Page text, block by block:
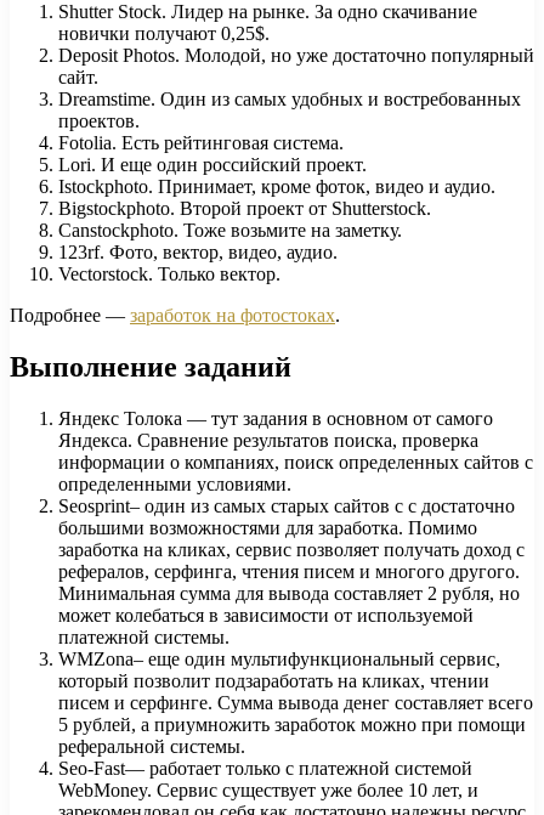
Shutter Stock. Лидер на рынке. За одно скачивание
новички получают 0,25$.
Deposit Photos. Молодой, но уже достаточно популярный
сайт.
Dreamstime. Один из самых удобных и востребованных
проектов.
Fotolia. Есть рейтинговая система.
Lori. И еще один российский проект.
Istockphoto. Принимает, кроме фоток, видео и аудио.
Bigstockphoto. Второй проект от Shutterstock.
Canstockphoto. Тоже возьмите на заметку.
123rf. Фото, вектор, видео, аудио.
Vectorstock. Только вектор.
Подробнее — заработок на фотостоках.
Выполнение заданий
Яндекс Толока — тут задания в основном от самого
Яндекса. Сравнение результатов поиска, проверка
информации о компаниях, поиск определенных сайтов с
определенными условиями.
Seosprint– один из самых старых сайтов с с достаточно
большими возможностями для заработка. Помимо
заработка на кликах, сервис позволяет получать доход с
рефералов, серфинга, чтения писем и многого другого.
Минимальная сумма для вывода составляет 2 рубля, но
может колебаться в зависимости от используемой
платежной системы.
WMZona– еще один мультифункциональный сервис,
который позволит подзаработать на кликах, чтении
писем и серфинге. Сумма вывода денег составляет всего
5 рублей, а приумножить заработок можно при помощи
реферальной системы.
Seo-Fast— работает только с платежной системой
WebMoney. Сервис существует уже более 10 лет, и